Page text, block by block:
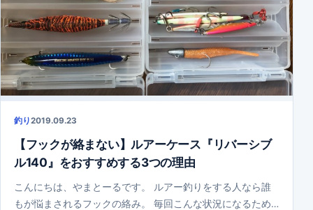
釣り2019.09.23
【フックが絡まない】ルアーケース『リバーシブ
ル140』をおすすめする3つの理由
こんにちは、やまとーるです。 ルアー釣りをする人なら誰
もが悩まされるフックの絡み。 毎回こんな状況になるため…